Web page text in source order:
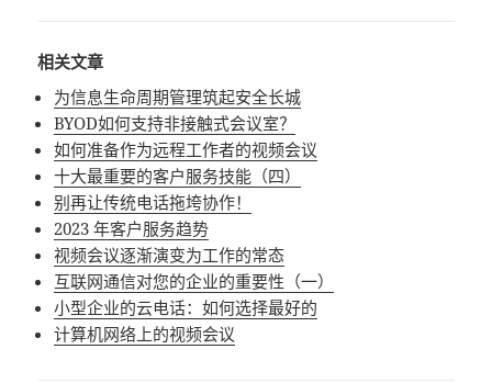
相关文章
为信息生命周期管理筑起安全长城
BYOD如何支持非接触式会议室？
如何准备作为远程工作者的视频会议
十大最重要的客户服务技能（四）
别再让传统电话拖垮协作！
2023 年客户服务趋势
视频会议逐渐演变为工作的常态
互联网通信对您的企业的重要性（一）
小型企业的云电话：如何选择最好的
计算机网络上的视频会议